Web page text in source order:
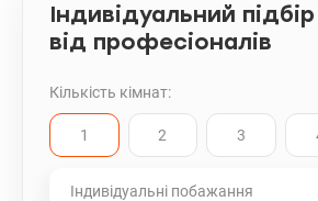
Індивідуальний
від професіоналів
Кількість кімнат:
1 2 3